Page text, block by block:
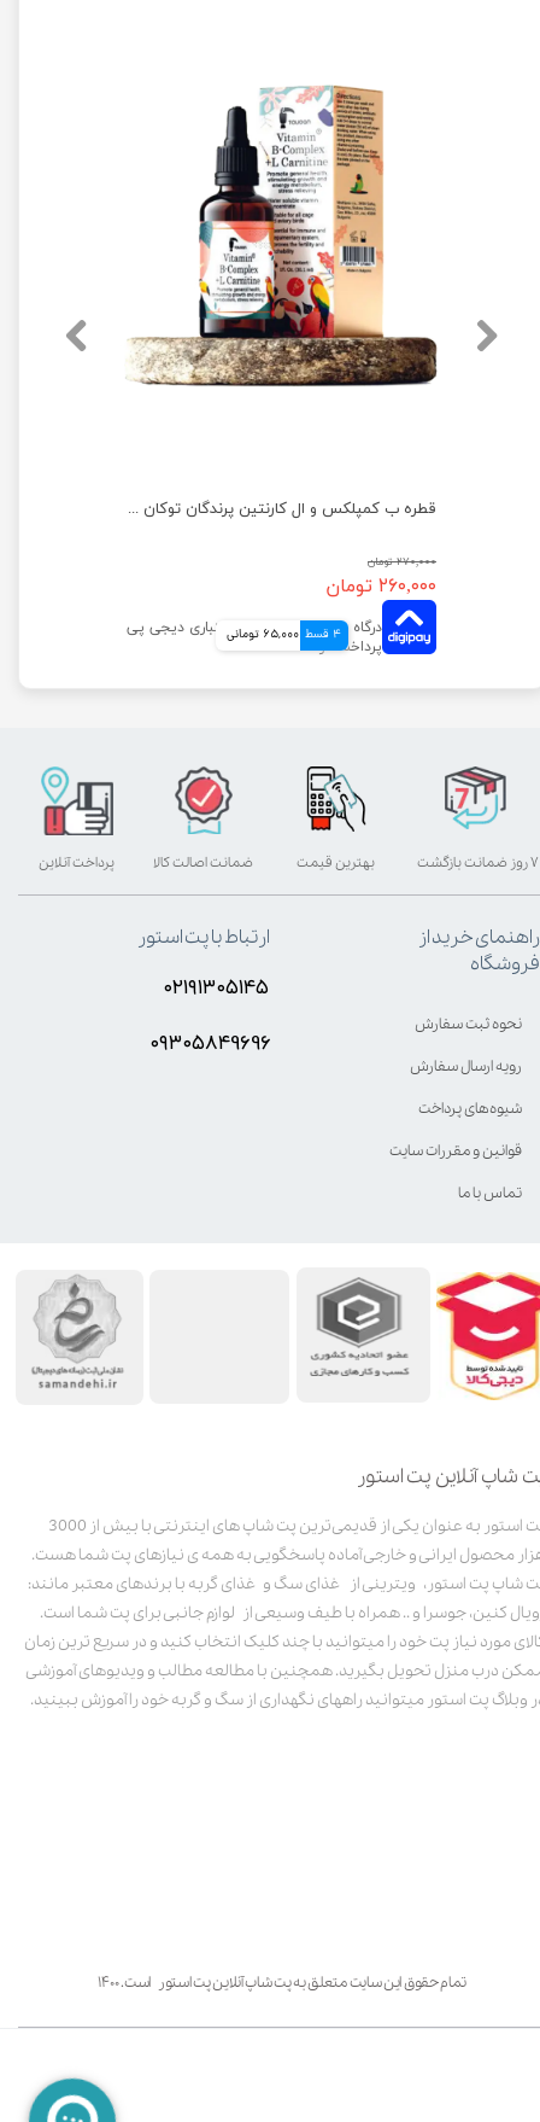
قطره ب کمپلکس و ال کارنتین پرندگان توکان حجم ۳۰ میلی لیتر
۲۷۰,۰۰۰ تومان
۲۶۰,۰۰۰ تومان
4 قسط 65,000 تومانی
شاپ آنلاین پت استور
پت استور به عنوان یکی از قدیمی‌ترین پت شاپ های اینترنتی با بیش از 3000
محصول ایرانی و خارجی آماده پاسخگویی به همه ی نیازهای پت شما هست.
شاپ پت استور، ویترینی از غذای سگ و غذای گربه با برندهای معتبر مانند:
کنین، جوسرا و .. همراه با طیف وسیعی از لوازم جانبی برای پت شما است.
مورد نیاز پت خود را میتوانید با چند کلیک انتخاب کنید و در سریع ترین زمان
درب منزل تحویل بگیرید. همچنین با مطالعه مطالب و ویدیوهای آموزشی
وبلاگ پت استور میتوانید راههای نگهداری از سگ و گربه خود را آموزش ببینید.
تمام حقوق این سایت متعلق به پت شاپ آنلاین پت استور است. ۱۴۰۰
بهترین قیمت پرداخت آنلاین ۷ روز ضمانت بازگشت ضمانت اصالت کالا
راهنمای خرید از
فروشگاه
نحوه ثبت سفارش
رویه ارسال سفارش
شیوه‌های پرداخت
قوانین و مقررات سایت
تماس با ما
ارتباط با پت استور
۰۲۱۹۱۳۰۵۱۴۵
۰۹۳۰۵8۴9696